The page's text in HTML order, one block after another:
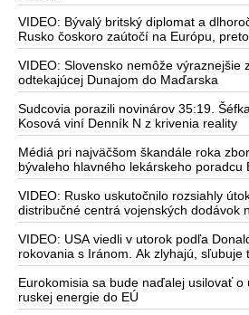
VIDEO: Bývalý britský diplomat a
Rusko čoskoro zaútočí na Európu,
dotlačené rovnako, ako bolo dotlačené
roku 2022. Zelenskyj medzitým v
zhromaždených diplomatov, aby vo
Ukrajinu na zimu. Putin vraj bude
pravdepodobne neskončí
VIDEO: Slovensko nemôže výraznejšie
odtekajúcej Dunajom do Maďarska
Sudcovia porazili novinárov 35:19.
Kosová viní Denník N z krivenia reality
Médiá pri najväčšom škandále roka
bývaleho hlavného lekárskeho poradcu
Anthonyho Fauciho pred výborom
médií ignorovala
VIDEO: Rusko uskutočnilo rozsiahly
distribučné centrá vojenských dodávok
protivzdušná obrana nedokázala počas
na Kyjev a jeho okolie zachytiť ani
VIDEO: USA viedli v utorok podľa
rokovania s Iránom. Ak zlyhajú, sľubuje
proti Teheránu
Eurokomisia sa bude naďalej usilovať o
ruskej energie do EÚ